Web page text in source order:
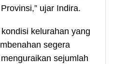
ujar Indira.
kelurahan yang
segera
sejumlah